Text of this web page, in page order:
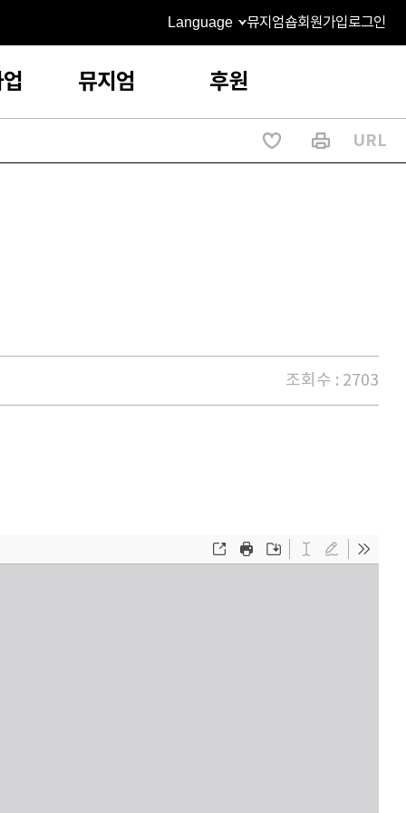
Language 뮤지엄숍회원가입로그인
뮤지엄 후원
URL
조회수 : 2703